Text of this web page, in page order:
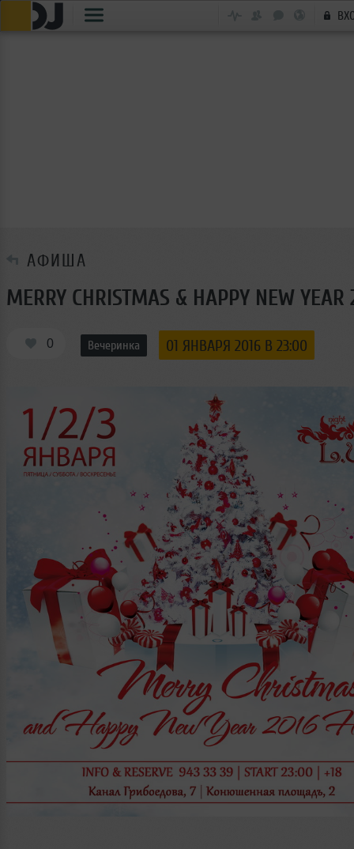
АФИША
MERRY CHRISTMAS & HAPPY NEW YEAR
0 Вечеринка 01 ЯНВАРЯ 2016 В 23:00